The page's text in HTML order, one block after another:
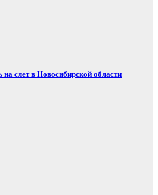
слет в Новосибирской области